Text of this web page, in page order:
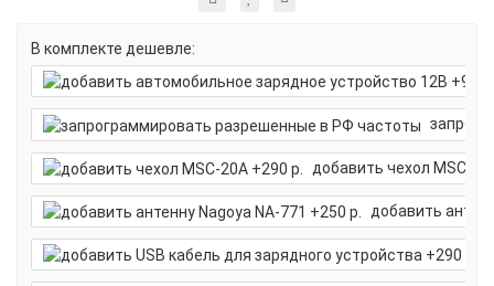
В комплекте дешевле:
добавить чехол MSC-
добавить